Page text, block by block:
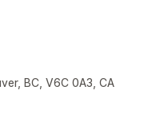
BC, V6C 0A3, CA